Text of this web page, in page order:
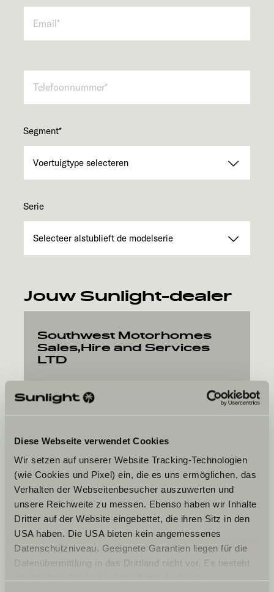
Diese Webseite verwendet Cookies
Wir setzen auf unserer Website Tracking-Technologien
(wie Cookies und Pixel) ein, die es uns ermöglichen, das
Verhalten der Webseitenbesucher auszuwerten und
unsere Reichweite zu messen. Ebenso haben wir Inhalte
Dritter auf der Website eingebettet, die ihren Sitz in den
USA haben. Die USA bieten kein angemessenes
Datenschutzniveau. Geeignete Garantien liegen für die
Datenübermittlung in das Drittland nicht vor. Es besteht
Segment*
Serie
Jouw Sunlight-dealer
Southwest Motorhomes
Sales,Hire and Services
LTD
Jordans Road
TA19 9FF Ilminster, Somerset
Jouw gewenste datum
Datum